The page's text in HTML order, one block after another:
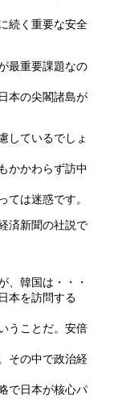
続く重要な安全
最重要課題なの
本の尖閣諸島が
しているでしょ
かかわらず訪中
ては迷惑です。
済新聞の社説で
、韓国は・・・
本を訪問する
うことだ。安倍
その中で政治経
で日本が核心パ